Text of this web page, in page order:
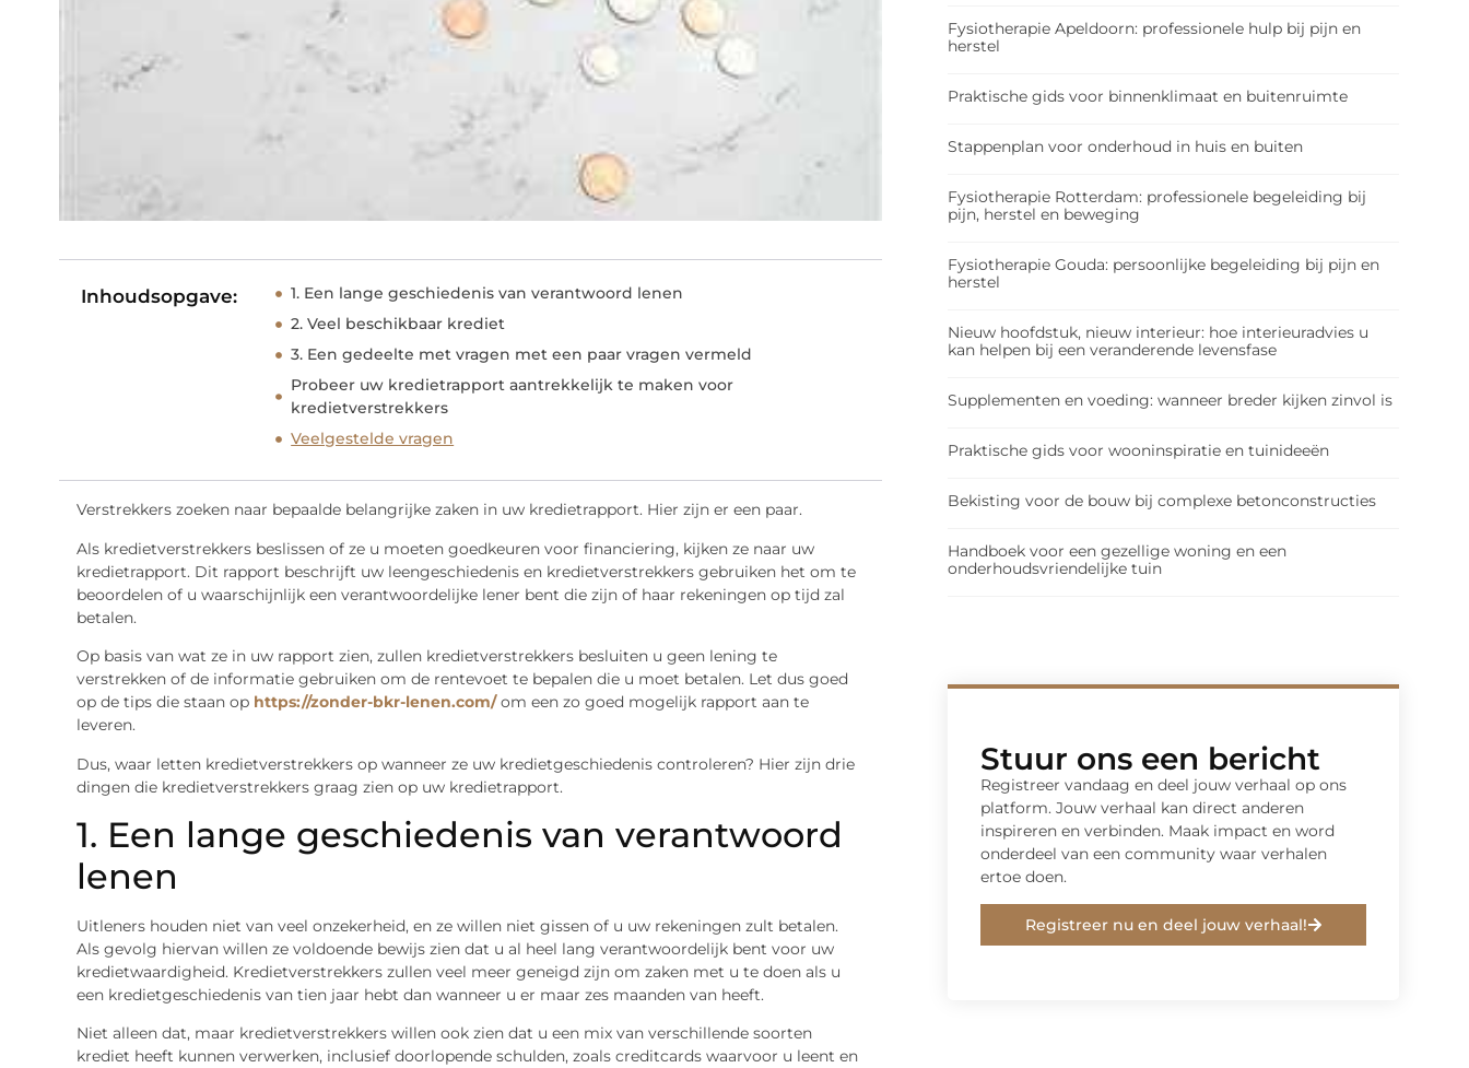
Inhoudsopgave:
1. Een lange geschiedenis van verantwoord lenen
2. Veel beschikbaar krediet
3. Een gedeelte met vragen met een paar vragen vermeld
Probeer uw kredietrapport aantrekkelijk te maken voor
kredietverstrekkers
Veelgestelde vragen
Verstrekkers zoeken naar bepaalde belangrijke zaken in uw kredietrapport. Hier zijn er een paar.
Als kredietverstrekkers beslissen of ze u moeten goedkeuren voor financiering, kijken ze naar uw
kredietrapport. Dit rapport beschrijft uw leengeschiedenis en kredietverstrekkers gebruiken het om te
beoordelen of u waarschijnlijk een verantwoordelijke lener bent die zijn of haar rekeningen op tijd zal
betalen.
Op basis van wat ze in uw rapport zien, zullen kredietverstrekkers besluiten u geen lening te
verstrekken of de informatie gebruiken om de rentevoet te bepalen die u moet betalen. Let dus goed
op de tips die staan op https://zonder-bkr-lenen.com/om een zo goed mogelijk rapport aan te
leveren.
Dus, waar letten kredietverstrekkers op wanneer ze uw kredietgeschiedenis controleren? Hier zijn drie
dingen die kredietverstrekkers graag zien op uw kredietrapport.
1. Een lange geschiedenis van verantwoord
lenen
Uitleners houden niet van veel onzekerheid, en ze willen niet gissen of u uw rekeningen zult betalen.
Als gevolg hiervan willen ze voldoende bewijs zien dat u al heel lang verantwoordelijk bent voor uw
kredietwaardigheid. Kredietverstrekkers zullen veel meer geneigd zijn om zaken met u te doen als u
een kredietgeschiedenis van tien jaar hebt dan wanneer u er maar zes maanden van heeft.
Niet alleen dat, maar kredietverstrekkers willen ook zien dat u een mix van verschillende soorten
krediet heeft kunnen verwerken, inclusief doorlopende schulden, zoals creditcards waarvoor u leent en
Fysiotherapie Apeldoorn: professionele hulp bij pijn en
herstel
Praktische gids voor binnenklimaat en buitenruimte
Stappenplan voor onderhoud in huis en buiten
Fysiotherapie Rotterdam: professionele begeleiding bij
pijn, herstel en beweging
Fysiotherapie Gouda: persoonlijke begeleiding bij pijn en
herstel
Nieuw hoofdstuk, nieuw interieur: hoe interieuradvies u
kan helpen bij een veranderende levensfase
Supplementen en voeding: wanneer breder kijken zinvol is
Praktische gids voor wooninspiratie en tuinideeën
Bekisting voor de bouw bij complexe betonconstructies
Handboek voor een gezellige woning en een
onderhoudsvriendelijke tuin
Stuur ons een bericht
Registreer vandaag en deel jouw verhaal op ons
platform. Jouw verhaal kan direct anderen
inspireren en verbinden. Maak impact en word
onderdeel van een community waar verhalen
ertoe doen.
Registreer nu en deel jouw verhaal!